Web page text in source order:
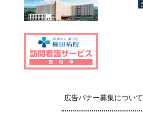
広告バナー募集について